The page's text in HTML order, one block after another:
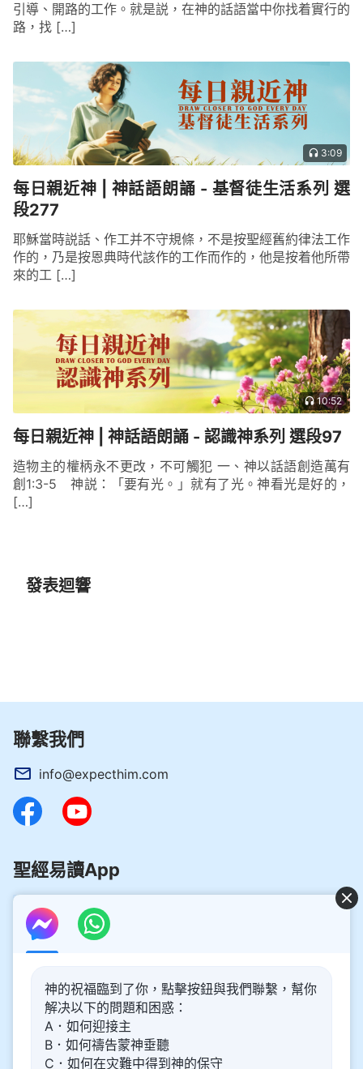
引導、開路的工作。就是説，在神的話語當中你找着實行的
路，找 […]
3:09
每日親近神 | 神話語朗誦 - 基督徒生活系列 選
段277
耶穌當時説話、作工并不守規條，不是按聖經舊約律法工作
作的，乃是按恩典時代該作的工作而作的，他是按着他所帶
來的工 […]
10:52
每日親近神 | 神話語朗誦 - 認識神系列 選段97
造物主的權柄永不更改，不可觸犯 一、神以話語創造萬有
創1:3-5 神説：「要有光。」就有了光。神看光是好的，
[…]
發表迴響
聯繫我們
info@expecthim.com
聖經易讀App
你想了解主再來的奥秘，喜迎主重歸嗎？以下内容將為你帶
來幫助。請點擊進入閲讀、觀看！
通過Messenger與我們聯繫
神的祝福臨到了你，點擊按鈕與我們聯繫，幫你
解决以下的問題和困惑：
A．如何迎接主
B．如何禱告蒙神垂聽
C．如何在灾難中得到神的保守